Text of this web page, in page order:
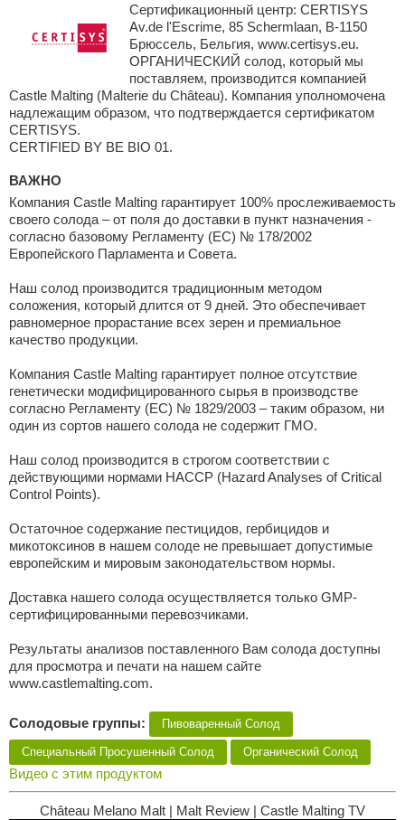
Сертификационный центр: CERTISYS
Av.de l'Escrime, 85 Schermlaan, B-1150
Брюссель, Бельгия, www.certisys.eu.
ОРГАНИЧЕСКИЙ солод, который мы
поставляем, производится компанией
Castle Malting (Malterie du Château). Компания уполномочена
надлежащим образом, что подтверждается сертификатом
CERTISYS.
CERTIFIED BY BE BIO 01.
ВАЖНО
Компания Castle Malting гарантирует 100% прослеживаемость
своего солода – от поля до доставки в пункт назначения -
согласно базовому Регламенту (ЕС) № 178/2002
Европейского Парламента и Совета.
Наш солод производится традиционным методом
соложения, который длится от 9 дней. Это обеспечивает
равномерное прорастание всех зерен и премиальное
качество продукции.
Компания Castle Malting гарантирует полное отсутствие
генетически модифицированного сырья в производстве
согласно Регламенту (ЕС) № 1829/2003 – таким образом, ни
один из сортов нашего солода не содержит ГМО.
Наш солод производится в строгом соответствии с
действующими нормами HACCP (Hazard Analyses of Critical
Control Points).
Остаточное содержание пестицидов, гербицидов и
микотоксинов в нашем солоде не превышает допустимые
европейским и мировым законодательством нормы.
Доставка нашего солода осуществляется только GMP-
сертифицированными перевозчиками.
Результаты анализов поставленного Вам солода доступны
для просмотра и печати на нашем сайте
www.castlemalting.com.
Солодовые группы: Пивоваренный Солод
Специальный Просушенный Солод Органический Cолод
Видео с этим продуктом
Château Melano Malt | Malt Review | Castle Malting TV